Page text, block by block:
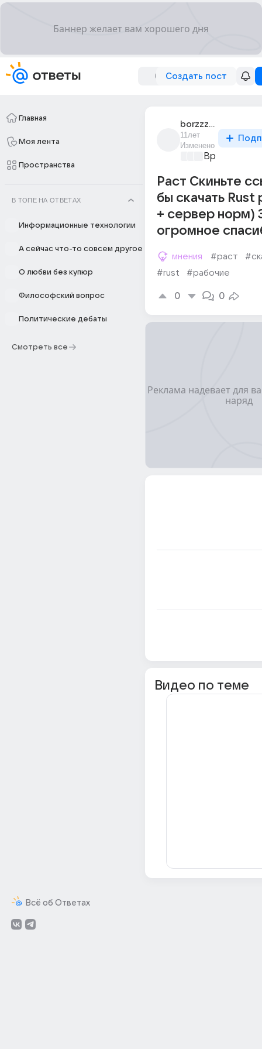
Создать пост
Главная
Моя лента
Пространства
В ТОПЕ НА ОТВЕТАХ
Информационные технологии
А сейчас что-то совсем другое
О любви без купюр
Философский вопрос
Политические дебаты
Смотреть все
Всё об Ответах
borzzz_3
11лет
Изменено
Время игр
Раст Скиньте
бы скачать Rust
+ сервер норм)
огромное
мнения #раст
#rust
#рабочие
0 0
Видео по теме